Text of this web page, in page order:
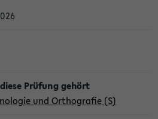
und Orthografie (S)